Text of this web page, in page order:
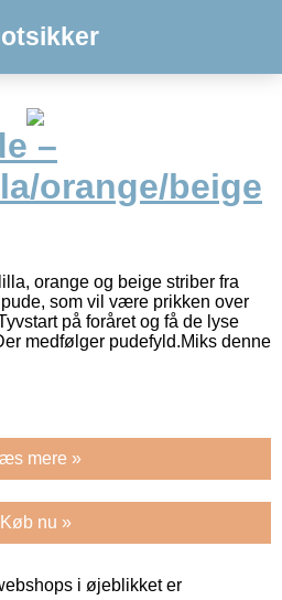
–
orange/beige
orange og beige striber fra
som vil være prikken over
på foråret og få de lyse
medfølger pudefyld.Miks denne
mere »
Køb nu »
i øjeblikket er